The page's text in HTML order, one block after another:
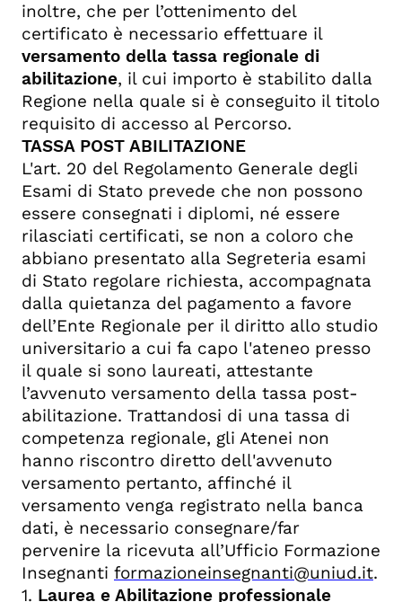
inoltre, che per l’ottenimento del
certificato è necessario effettuare il
versamento della tassa regionale di
abilitazione, il cui importo è stabilito dalla
Regione nella quale si è conseguito il titolo
requisito di accesso al Percorso.
TASSA POST ABILITAZIONE
L'art. 20 del Regolamento Generale degli
Esami di Stato prevede che non possono
essere consegnati i diplomi, né essere
rilasciati certificati, se non a coloro che
abbiano presentato alla Segreteria esami
di Stato regolare richiesta, accompagnata
dalla quietanza del pagamento a favore
dell’Ente Regionale per il diritto allo studio
universitario a cui fa capo l'ateneo presso
il quale si sono laureati, attestante
l’avvenuto versamento della tassa post-
abilitazione. Trattandosi di una tassa di
competenza regionale, gli Atenei non
hanno riscontro diretto dell'avvenuto
versamento pertanto, affinché il
versamento venga registrato nella banca
dati, è necessario consegnare/far
pervenire la ricevuta all’Ufficio Formazione
Insegnanti formazioneinsegnanti@uniud.it.
1. Laurea e Abilitazione professionale